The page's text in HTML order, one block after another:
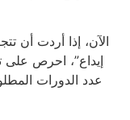
الآن، إذا أردت أن
إيداع”، احرص
عدد الدورات